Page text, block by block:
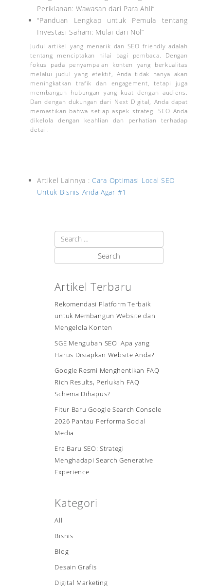
Periklanan: Wawasan dari Para Ahli”
“Panduan Lengkap untuk Pemula tentang
Investasi Saham: Mulai dari Nol”
Judul artikel yang menarik dan SEO friendly adalah
tentang menciptakan nilai bagi pembaca. Dengan
fokus pada penyampaian konten yang berkualitas
melalui judul yang efektif, Anda tidak hanya akan
meningkatkan trafik dan engagement, tetapi juga
membangun hubungan yang kuat dengan audiens.
Dan dengan dukungan dari Next Digital, Anda dapat
memastikan bahwa setiap aspek strategi SEO Anda
dikelola dengan keahlian dan perhatian terhadap
detail.
Artikel Lainnya : Cara Optimasi Local SEO
Untuk Bisnis Anda Agar #1
Artikel Terbaru
Rekomendasi Platform Terbaik
untuk Membangun Website dan
Mengelola Konten
SGE Mengubah SEO: Apa yang
Harus Disiapkan Website Anda?
Google Resmi Menghentikan FAQ
Rich Results, Perlukah FAQ
Schema Dihapus?
Fitur Baru Google Search Console
2026 Pantau Performa Social
Media
Era Baru SEO: Strategi
Menghadapi Search Generative
Experience
Kategori
All
Bisnis
Blog
Desain Grafis
Digital Marketing